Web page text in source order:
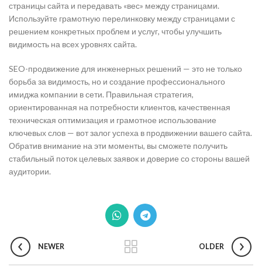
страницы сайта и передавать «вес» между страницами.
Используйте грамотную перелинковку между страницами с
решением конкретных проблем и услуг, чтобы улучшить
видимость на всех уровнях сайта.
SEO-продвижение для инженерных решений — это не только
борьба за видимость, но и создание профессионального
имиджа компании в сети. Правильная стратегия,
ориентированная на потребности клиентов, качественная
техническая оптимизация и грамотное использование
ключевых слов — вот залог успеха в продвижении вашего сайта.
Обратив внимание на эти моменты, вы сможете получить
стабильный поток целевых заявок и доверие со стороны вашей
аудитории.
NEWER OLDER